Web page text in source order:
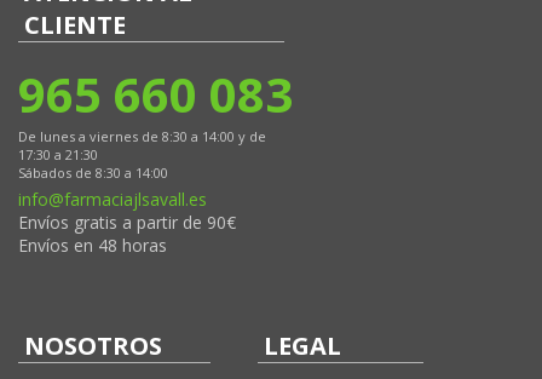
CLIENTE
965 660 083
De lunes a viernes de 8:30 a 14:00 y de
17:30 a 21:30
Sábados de 8:30 a 14:00
info@farmaciajlsavall.es
Envíos gratis a partir de 90€
Envíos en 48 horas
NOSOTROS LEGAL